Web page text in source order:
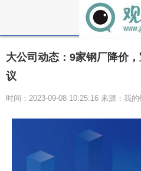
大公司动态：9家钢厂降价
议
时间：2023-09-08 10:25:16 来源：我的